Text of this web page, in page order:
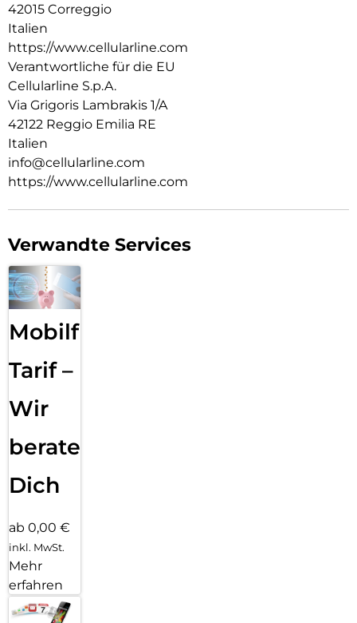
42015 Correggio
Italien
https://www.cellularline.com
Verantwortliche für die EU
Cellularline S.p.A.
Via Grigoris Lambrakis 1/A
42122 Reggio Emilia RE
Italien
info@cellularline.com
https://www.cellularline.com
Verwandte Services
Mobilfunk
Tarif –
Wir
beraten
Dich
ab 0,00 €
inkl. MwSt.
Mehr
erfahren